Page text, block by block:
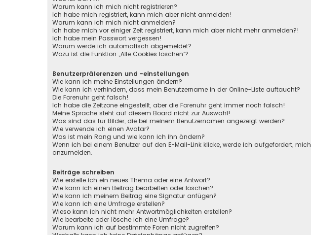
Warum kann ich mich nicht registrieren?
Ich habe mich registriert, kann mich aber nicht anmelden!
Warum kann ich mich nicht anmelden?
Ich habe mich vor einiger Zeit registriert, kann mich aber nicht mehr anmelden?!
Ich habe mein Passwort vergessen!
Warum werde ich automatisch abgemeldet?
Wozu ist die Funktion „Alle Cookies löschen“?
Benutzerpräferenzen und -einstellungen
Wie kann ich meine Einstellungen ändern?
Wie kann ich verhindern, dass mein Benutzername in der Online-Liste auftaucht?
Die Forenuhr geht falsch!
Ich habe die Zeitzone eingestellt, aber die Forenuhr geht immer noch falsch!
Meine Sprache steht auf diesem Board nicht zur Auswahl!
Was sind das für Bilder, die bei meinem Benutzernamen angezeigt werden?
Wie verwende ich einen Avatar?
Was ist mein Rang und wie kann ich ihn ändern?
Wenn ich bei einem Benutzer auf den E-Mail-Link klicke, werde ich aufgefordert, mich
anzumelden.
Beiträge schreiben
Wie erstelle ich ein neues Thema oder eine Antwort?
Wie kann ich einen Beitrag bearbeiten oder löschen?
Wie kann ich meinem Beitrag eine Signatur anfügen?
Wie kann ich eine Umfrage erstellen?
Wieso kann ich nicht mehr Antwortmöglichkeiten erstellen?
Wie bearbeite oder lösche ich eine Umfrage?
Warum kann ich auf bestimmte Foren nicht zugreifen?